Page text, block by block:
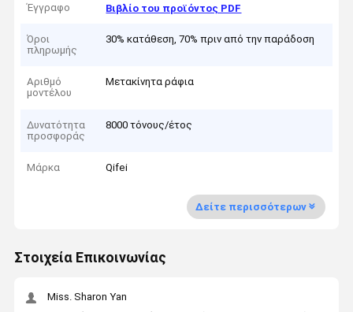
Έγγραφο Βιβλίο του προϊόντος PDF
Όροι
πληρωμής
30% κατάθεση, 70% πριν από την παράδοση
Αριθμό
μοντέλου
Μετακίνητα ράφια
Δυνατότητα
προσφοράς
8000 τόνους/έτος
Μάρκα Qifei
Δείτε περισσότερων
Στοιχεία Επικοινωνίας
Miss. Sharon Yan